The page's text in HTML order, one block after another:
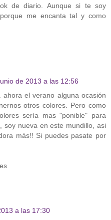
de diario. Aunque si te soy
me encanta tal y como
de 2013 a las 12:56
el verano alguna ocasión
otros colores. Pero como
sería mas "ponible" para
soy nueva en este mundillo, asi
más!! Si puedes pasate por
a las 17:30